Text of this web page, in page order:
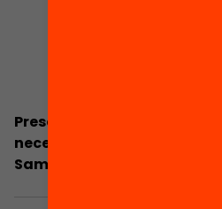
Presentació. Família i
necessària, per Dolors
Samuntada)